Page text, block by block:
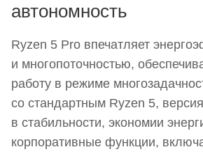
автономность
Ryzen 5 Pro впечатляет
и многопоточностью,
работу в режиме
со стандартным Ryzen 5,
в стабильности, экономии
корпоративные функции,